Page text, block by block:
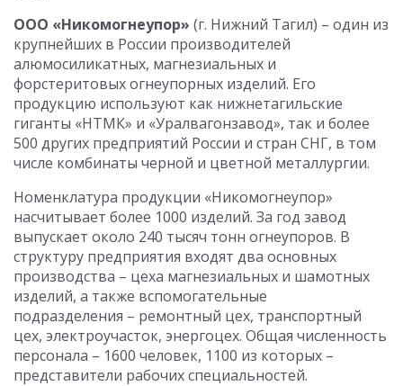
ООО «Никомогнеупор» (г. Нижний Тагил) – один из
крупнейших в России производителей
алюмосиликатных, магнезиальных и
форстеритовых огнеупорных изделий. Его
продукцию используют как нижнетагильские
гиганты «НТМК» и «Уралвагонзавод», так и более
500 других предприятий России и стран СНГ, в том
числе комбинаты черной и цветной металлургии.
Номенклатура продукции «Никомогнеупор»
насчитывает более 1000 изделий. За год завод
выпускает около 240 тысяч тонн огнеупоров. В
структуру предприятия входят два основных
производства – цеха магнезиальных и шамотных
изделий, а также вспомогательные
подразделения – ремонтный цех, транспортный
цех, электроучасток, энергоцех. Общая численность
персонала – 1600 человек, 1100 из которых –
представители рабочих специальностей.